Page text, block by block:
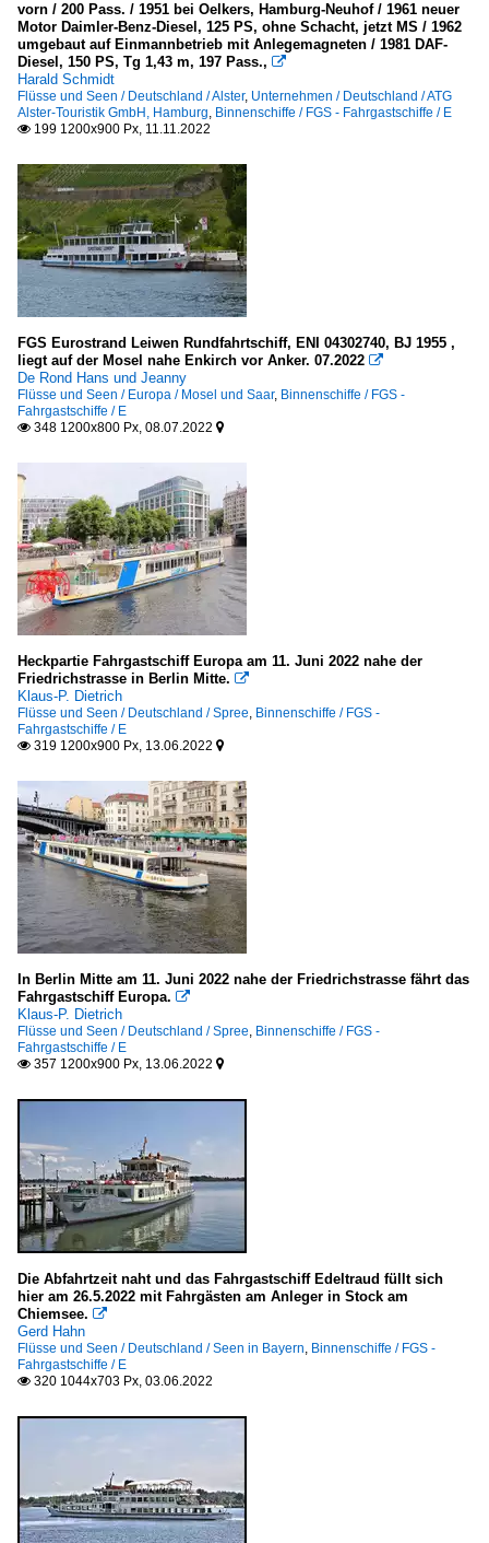
vorn / 200 Pass. / 1951 bei Oelkers, Hamburg-Neuhof / 1961 neuer
Motor Daimler-Benz-Diesel, 125 PS, ohne Schacht, jetzt MS / 1962
umgebaut auf Einmannbetrieb mit Anlegemagneten / 1981 DAF-
Diesel, 150 PS, Tg 1,43 m, 197 Pass., 
Harald Schmidt
Flüsse und Seen / Deutschland / Alster, Unternehmen / Deutschland / ATG
Alster-Touristik GmbH, Hamburg, Binnenschiffe / FGS - Fahrgastschiffe / E
 199 1200x900 Px, 11.11.2022
FGS Eurostrand Leiwen Rundfahrtschiff, ENI 04302740, BJ 1955 ,
liegt auf der Mosel nahe Enkirch vor Anker. 07.2022 
De Rond Hans und Jeanny
Flüsse und Seen / Europa / Mosel und Saar, Binnenschiffe / FGS -
Fahrgastschiffe / E
 348 1200x800 Px, 08.07.2022 
Heckpartie Fahrgastschiff Europa am 11. Juni 2022 nahe der
Friedrichstrasse in Berlin Mitte. 
Klaus-P. Dietrich
Flüsse und Seen / Deutschland / Spree, Binnenschiffe / FGS -
Fahrgastschiffe / E
 319 1200x900 Px, 13.06.2022 
In Berlin Mitte am 11. Juni 2022 nahe der Friedrichstrasse fährt das
Fahrgastschiff Europa. 
Klaus-P. Dietrich
Flüsse und Seen / Deutschland / Spree, Binnenschiffe / FGS -
Fahrgastschiffe / E
 357 1200x900 Px, 13.06.2022 
Die Abfahrtzeit naht und das Fahrgastschiff Edeltraud füllt sich
hier am 26.5.2022 mit Fahrgästen am Anleger in Stock am
Chiemsee. 
Gerd Hahn
Flüsse und Seen / Deutschland / Seen in Bayern, Binnenschiffe / FGS -
Fahrgastschiffe / E
 320 1044x703 Px, 03.06.2022